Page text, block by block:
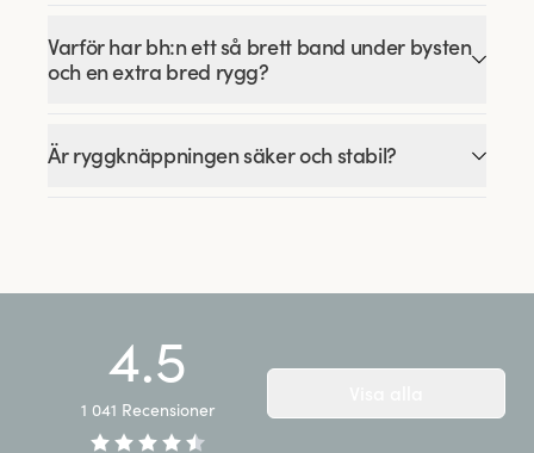
Varför har bh:n ett så brett band under bysten
och en extra bred rygg?
Är ryggknäppningen säker och stabil?
4.5
1 041 Recensioner